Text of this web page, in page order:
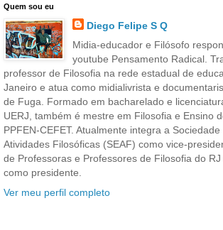
Quem sou eu
Diego Felipe S Q
Midia-educador e Filósofo
youtube Pensamento Radical.
professor de Filosofia na rede estadual de
Janeiro e atua como midialivrista e
de Fuga. Formado em bacharelado e
UERJ, também é mestre em Filosofia e Ensino
PPFEN-CEFET. Atualmente integra a
Atividades Filosóficas (SEAF) como vice-
de Professoras e Professores de Filosofia do
como presidente.
Ver meu perfil completo